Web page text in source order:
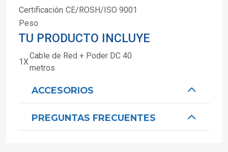
Certificación CE/ROSH/ISO 9001
Peso
TU PRODUCTO INCLUYE
1X
Cable de Red + Poder DC 40
metros
ACCESORIOS
PREGUNTAS FRECUENTES